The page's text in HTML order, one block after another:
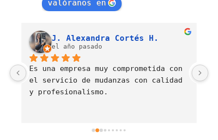
valóranos en
J. Alexandra Cortés H.
el año pasado
Es una empresa muy comprometida con
el servicio de mudanzas con calidad
y profesionalismo.